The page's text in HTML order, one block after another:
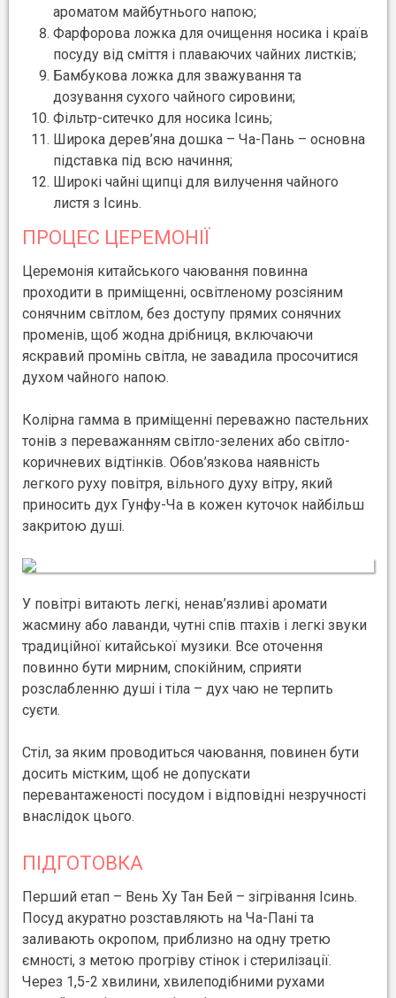
ароматом майбутнього напою;
Фарфорова ложка для очищення носика і країв
посуду від сміття і плаваючих чайних листків;
Бамбукова ложка для зважування та
дозування сухого чайного сировини;
Фільтр-ситечко для носика Ісинь;
Широка дерев’яна дошка – Ча-Пань – основна
підставка під всю начиння;
Широкі чайні щипці для вилучення чайного
листя з Ісинь.
ПРОЦЕС ЦЕРЕМОНІЇ
Церемонія китайського чаювання повинна
проходити в приміщенні, освітленому розсіяним
сонячним світлом, без доступу прямих сонячних
променів, щоб жодна дрібниця, включаючи
яскравий промінь світла, не завадила просочитися
духом чайного напою.
Колірна гамма в приміщенні переважно пастельних
тонів з переважанням світло-зелених або світло-
коричневих відтінків. Обов’язкова наявність
легкого руху повітря, вільного духу вітру, який
приносить дух Гунфу-Ча в кожен куточок найбільш
закритою душі.
У повітрі витають легкі, ненав’язливі аромати
жасмину або лаванди, чутні спів птахів і легкі звуки
традиційної китайської музики. Все оточення
повинно бути мирним, спокійним, сприяти
розслабленню душі і тіла – дух чаю не терпить
суєти.
Стіл, за яким проводиться чаювання, повинен бути
досить містким, щоб не допускати
перевантаженості посудом і відповідні незручності
внаслідок цього.
ПІДГОТОВКА
Перший етап – Вень Ху Тан Бей – зігрівання Ісинь.
Посуд акуратно розставляють на Ча-Пані та
заливають окропом, приблизно на одну третю
ємності, з метою прогріву стінок і стерилізації.
Через 1,5-2 хвилини, хвилеподібними рухами